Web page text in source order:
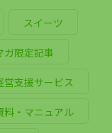
スイーツ
ガ限定記事
営支援サービス
料・マニュアル